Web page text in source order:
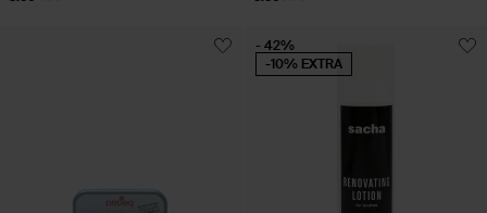
- 42%
-10% EXTRA